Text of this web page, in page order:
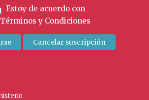
Estoy de acuerdo con
Términos y Condiciones